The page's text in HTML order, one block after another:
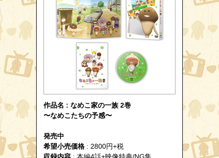
作品名 : なめこ家の一族 2巻
〜なめこたちの予感〜
発売中
希望小売価格 : 2800円+税